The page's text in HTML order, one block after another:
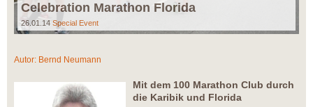
Celebration Marathon Florida
26.01.14 Special Event
Autor: Bernd Neumann
Mit dem 100 Marathon Club durch
die Karibik und Florida